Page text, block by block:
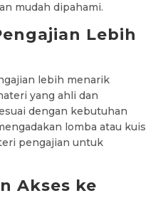
mudah dipahami.
Lebih
lebih menarik
yang ahli dan
dengan kebutuhan
lomba atau kuis
pengajian untuk
Akses ke